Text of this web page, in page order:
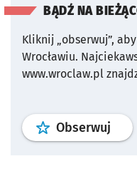
BĄDŹ NA
Kliknij „obserwuj”,
Wrocławiu.
www.wroclaw.pl
Obserwuj profil